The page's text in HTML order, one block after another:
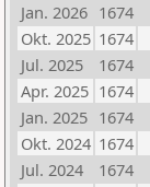
Jan. 2026 1674
Okt. 2025 1674
Jul. 2025
1674
Apr. 2025 1674
Jan. 2025 1674
Okt. 2024 1674
Jul. 2024
1674